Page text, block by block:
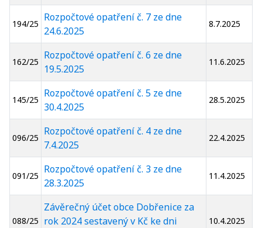
194/25
Rozpočtové opatření č. 7 ze dne
24.6.2025
8.7.2025
162/25
Rozpočtové opatření č. 6 ze dne
19.5.2025
11.6.2025
145/25
Rozpočtové opatření č. 5 ze dne
30.4.2025
28.5.2025
096/25
Rozpočtové opatření č. 4 ze dne
7.4.2025
22.4.2025
091/25
Rozpočtové opatření č. 3 ze dne
28.3.2025
11.4.2025
088/25
Závěrečný účet obce Dobřenice za
rok 2024 sestavený v Kč ke dni
10.4.2025